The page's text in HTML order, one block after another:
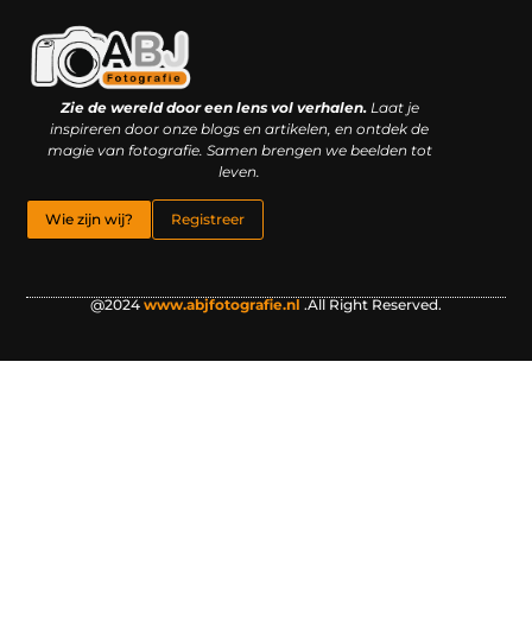
Zie de wereld door een lens vol verhalen.Laat je
inspireren door onze blogs en artikelen, en ontdek de
magie van fotografie. Samen brengen we beelden tot
leven.
Wie zijn wij? Registreer
@2024 www.abjfotografie.nl .All Right Reserved.